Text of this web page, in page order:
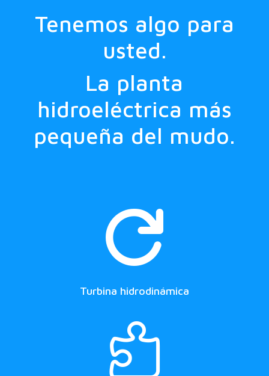
Tenemos algo para
usted.
La planta
hidroeléctrica más
pequeña del mudo.

Turbina hidrodinámica
